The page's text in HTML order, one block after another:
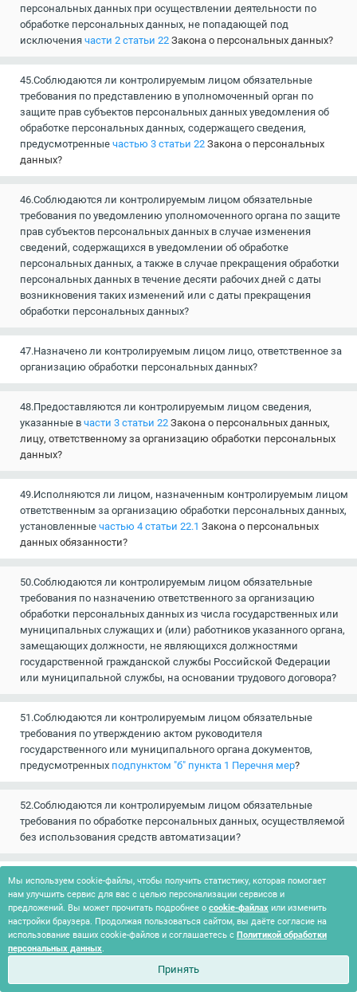
персональных данных при осуществлении деятельности по
обработке персональных данных, не попадающей под
исключения части 2 статьи 22 Закона о персональных данных?
45.Соблюдаются ли контролируемым лицом обязательные
требования по представлению в уполномоченный орган по
защите прав субъектов персональных данных уведомления об
обработке персональных данных, содержащего сведения,
предусмотренные частью 3 статьи 22 Закона о персональных
данных?
46.Соблюдаются ли контролируемым лицом обязательные
требования по уведомлению уполномоченного органа по защите
прав субъектов персональных данных в случае изменения
сведений, содержащихся в уведомлении об обработке
персональных данных, а также в случае прекращения обработки
персональных данных в течение десяти рабочих дней с даты
возникновения таких изменений или с даты прекращения
обработки персональных данных?
47.Назначено ли контролируемым лицом лицо, ответственное за
организацию обработки персональных данных?
48.Предоставляются ли контролируемым лицом сведения,
указанные в части 3 статьи 22 Закона о персональных данных,
лицу, ответственному за организацию обработки персональных
данных?
49.Исполняются ли лицом, назначенным контролируемым лицом
ответственным за организацию обработки персональных данных,
установленные частью 4 статьи 22.1 Закона о персональных
данных обязанности?
50.Соблюдаются ли контролируемым лицом обязательные
требования по назначению ответственного за организацию
обработки персональных данных из числа государственных или
муниципальных служащих и (или) работников указанного органа,
замещающих должности, не являющихся должностями
государственной гражданской службы Российской Федерации
или муниципальной службы, на основании трудового договора?
51.Соблюдаются ли контролируемым лицом обязательные
требования по утверждению актом руководителя
государственного или муниципального органа документов,
предусмотренных подпунктом "б" пункта 1 Перечня мер?
52.Соблюдаются ли контролируемым лицом обязательные
требования по обработке персональных данных, осуществляемой
без использования средств автоматизации?
53.Соблюдаются ли контролируемым лицом обязательные
требования в части осуществления государственным или
муниципальным органом внутреннего контроля соответствия
обработки персональных данных требованиям к защите
персональных данных, установленным Законом о персональных
данных, принятыми в соответствии с ним нормативными
правовыми актами и локальными актами государственного или
Мы используем cookie-файлы, чтобы получить статистику, которая помогает
нам улучшить сервис для вас с целью персонализации сервисов и
предложений. Вы может прочитать подробнее о cookie-файлах или изменить
настройки браузера. Продолжая пользоваться сайтом, вы даёте согласие на
использование ваших cookie-файлов и соглашаетесь с Политикой обработки
персональных данных.
Принять